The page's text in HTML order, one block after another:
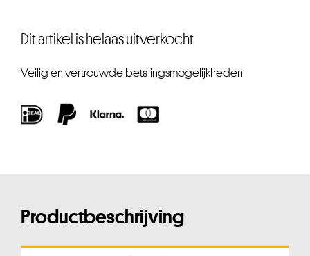
Dit artikel is helaas uitverkocht
Veilig en vertrouwde betalingsmogelijkheden
Productbeschrijving